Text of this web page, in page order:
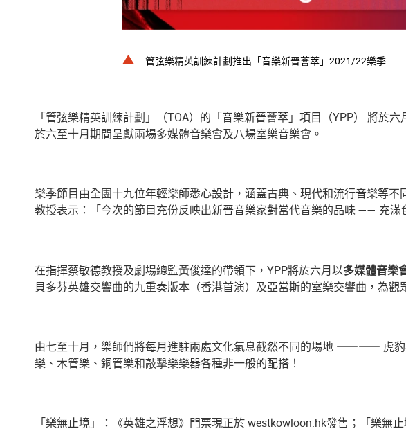
管弦樂精英訓練計劃推出「音樂新晉薈萃」2021/22樂季
「管弦樂精英訓練計劃」（TOA）的「音樂新晉薈萃」項目（YPP） 將
於六至十月期間呈獻兩場多媒體音樂會及八場室樂音樂會。
樂季節目由全團十九位年輕樂師悉心設計，涵蓋古典、現代和流行音樂等
教授表示：「今次的節目充份反映出新晉音樂家對當代音樂的品味 —— 充滿
在指揮蔡敏德教授及劇場總監黃俊達的帶領下，YPP將於六月以多媒體音樂
貝多芬英雄交響曲的九重奏版本（香港首演）及亞當斯的室樂交響曲，為
由七至十月，樂師們將每月進駐兩處文化氣息截然不同的場地 ⸺⸺ 虎豹
樂、木管樂、銅管樂和敲擊樂樂器各種非一般的配搭！
「樂無止境」：《英雄之浮想》門票現正於 westkowloon.hk發售；「樂無